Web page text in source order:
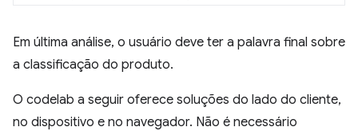
Em última análise, o usuário deve ter a palavra final sobre
a classificação do produto.
O codelab a seguir oferece soluções do lado do cliente,
no dispositivo e no navegador. Não é necessário